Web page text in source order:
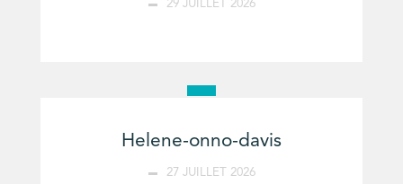
29 JUILLET 2026
Helene-onno-davis
27 JUILLET 2026